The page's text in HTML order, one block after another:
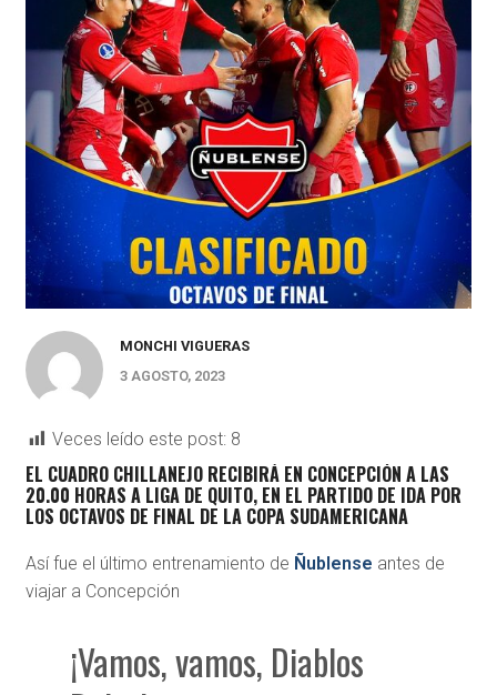
MONCHI VIGUERAS
3 AGOSTO, 2023
Veces leído este post: 8
EL CUADRO CHILLANEJO RECIBIRÁ EN CONCEPCIÓN A LAS
20.00 HORAS A LIGA DE QUITO, EN EL PARTIDO DE IDA POR
LOS OCTAVOS DE FINAL DE LA COPA SUDAMERICANA
Así fue el último entrenamiento de Ñublense antes de
viajar a Concepción
¡Vamos, vamos, Diablos